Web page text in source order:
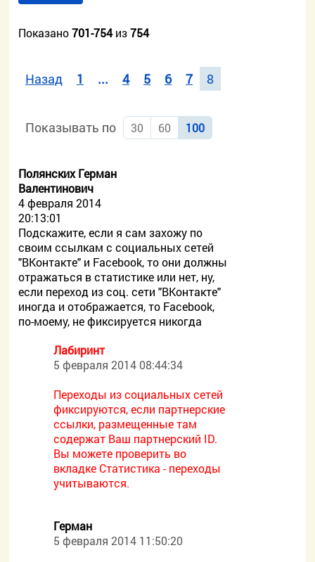
Показано701-754из754
Назад 1 ... 4 5 6 7 8
Показывать по 30 60 100
Полянских Герман
Валентинович
4 февраля 2014
20:13:01
Подскажите, если я сам захожу по
своим ссылкам с социальных сетей
"ВКонтакте" и Facebook, то они должны
отражаться в статистике или нет, ну,
если переход из соц. сети "ВКонтакте"
иногда и отображается, то Facebook,
по-моему, не фиксируется никогда
Лабиринт
5 февраля 2014 08:44:34
Переходы из социальных сетей
фиксируются, если партнерские
ссылки, размещенные там
содержат Ваш партнерский ID.
Вы можете проверить во
вкладке Статистика - переходы
учитываются.
Герман
5 февраля 2014 11:50:20